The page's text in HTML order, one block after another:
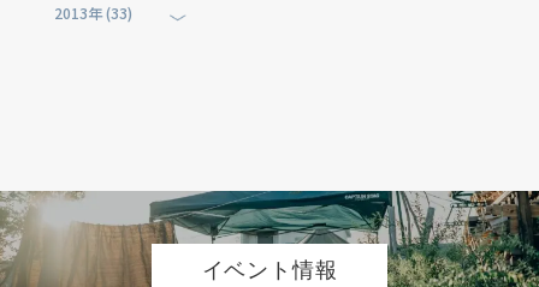
2013年 (33)
イベント情報